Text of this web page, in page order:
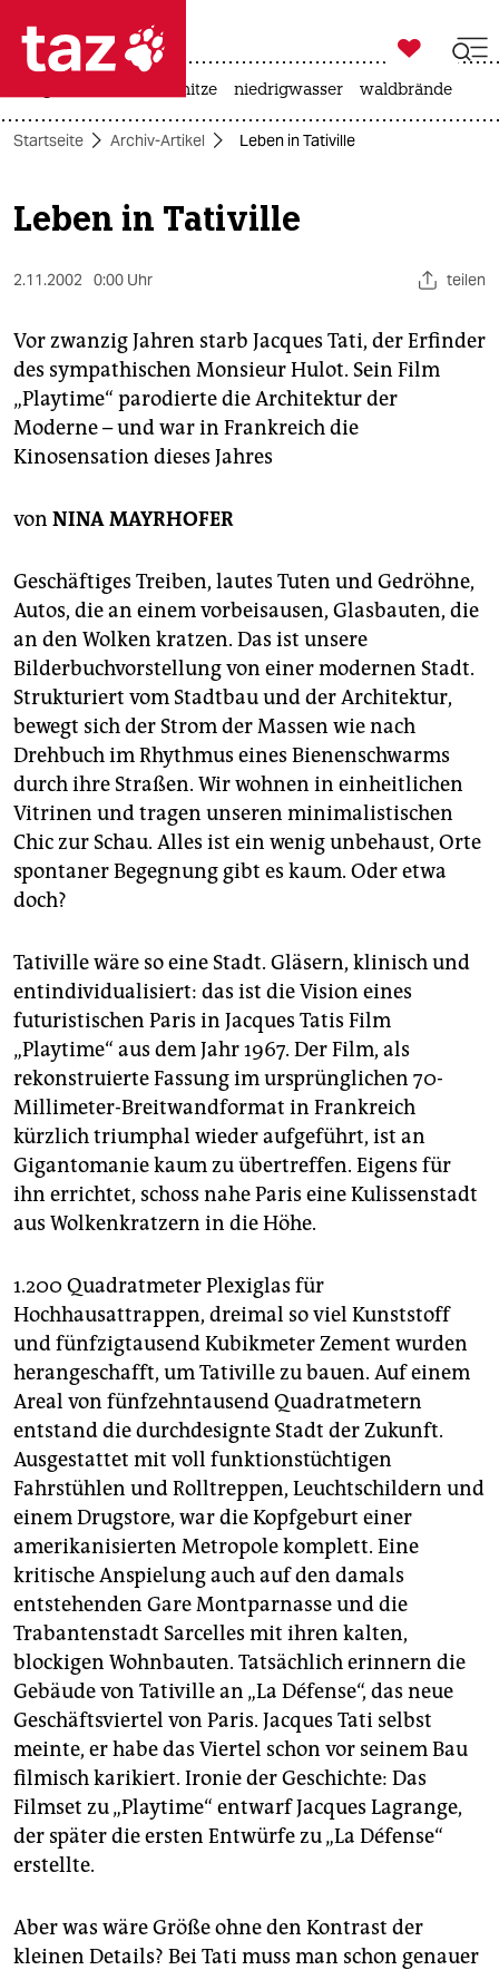
 taz zahl ich
taz zahl ich
themen
gesellschaft
kultur
sport
wahrheit
verlag
verlag
veranstaltungen
shop
fragen & hilfe
unterstützen
genossenschaft
epaper login

taz zahl ich
hitze niedrigwasser waldbrände
Startseite Archiv-Artikel Leben in Tativille
Leben in Tativille
2.11.2002 0:00 Uhr teilen
Vor zwanzig Jahren starb Jacques Tati, der Erfinder
des sympathischen Monsieur Hulot. Sein Film
„Playtime“ parodierte die Architektur der
Moderne – und war in Frankreich die
Kinosensation dieses Jahres
von NINA MAYRHOFER
Geschäftiges Treiben, lautes Tuten und Gedröhne,
Autos, die an einem vorbeisausen, Glasbauten, die
an den Wolken kratzen. Das ist unsere
Bilderbuchvorstellung von einer modernen Stadt.
Strukturiert vom Stadtbau und der Architektur,
bewegt sich der Strom der Massen wie nach
Drehbuch im Rhythmus eines Bienenschwarms
durch ihre Straßen. Wir wohnen in einheitlichen
Vitrinen und tragen unseren minimalistischen
Chic zur Schau. Alles ist ein wenig unbehaust, Orte
spontaner Begegnung gibt es kaum. Oder etwa
doch?
Tativille wäre so eine Stadt. Gläsern, klinisch und
entindividualisiert: das ist die Vision eines
futuristischen Paris in Jacques Tatis Film
„Playtime“ aus dem Jahr 1967. Der Film, als
rekonstruierte Fassung im ursprünglichen 70-
Millimeter-Breitwandformat in Frankreich
kürzlich triumphal wieder aufgeführt, ist an
Gigantomanie kaum zu übertreffen. Eigens für
ihn errichtet, schoss nahe Paris eine Kulissenstadt
aus Wolkenkratzern in die Höhe.
1.200 Quadratmeter Plexiglas für
Hochhausattrappen, dreimal so viel Kunststoff
und fünfzigtausend Kubikmeter Zement wurden
herangeschafft, um Tativille zu bauen. Auf einem
Areal von fünfzehntausend Quadratmetern
entstand die durchdesignte Stadt der Zukunft.
Ausgestattet mit voll funktionstüchtigen
Fahrstühlen und Rolltreppen, Leuchtschildern und
einem Drugstore, war die Kopfgeburt einer
amerikanisierten Metropole komplett. Eine
kritische Anspielung auch auf den damals
entstehenden Gare Montparnasse und die
Trabantenstadt Sarcelles mit ihren kalten,
blockigen Wohnbauten. Tatsächlich erinnern die
Gebäude von Tativille an „La Défense“, das neue
Geschäftsviertel von Paris. Jacques Tati selbst
meinte, er habe das Viertel schon vor seinem Bau
filmisch karikiert. Ironie der Geschichte: Das
Filmset zu „Playtime“ entwarf Jacques Lagrange,
der später die ersten Entwürfe zu „La Défense“
erstellte.
Aber was wäre Größe ohne den Kontrast der
kleinen Details? Bei Tati muss man schon genauer